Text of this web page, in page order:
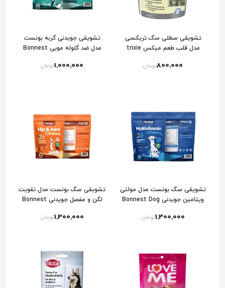
تشویقی سطلی سگ تریکسی
مدل قلب طعم میکس trixie
800٬000تومان
تشویقی جویدنی گربه بونست
مدل ضد گلوله مویی Bonnest
1٬000٬000تومان
تشویقی سگ بونست مدل مولتی
ویتامین جویدنی Bonnest Dog
1٬300٬000تومان
تشویقی سگ بونست مدل تقویت
لگن و مفصل جویدنی Bonnest
1٬300٬000تومان